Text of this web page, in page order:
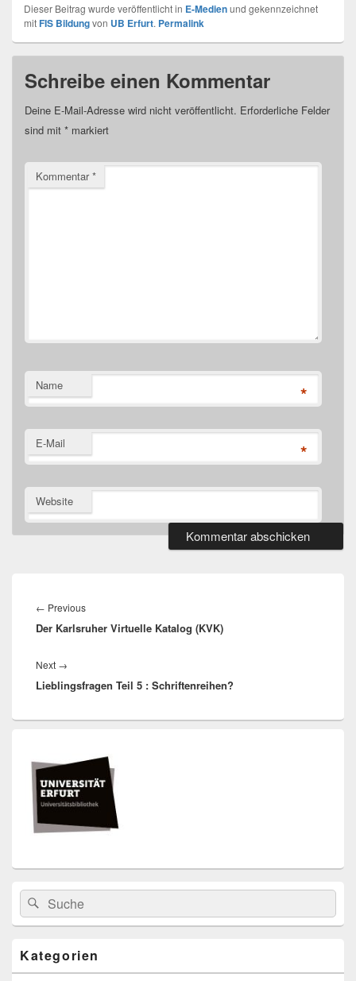
Dieser Beitrag wurde veröffentlicht in E-Medienund gekennzeichnet
mitFIS Bildungvon UB Erfurt. Permalink
Schreibe einen Kommentar
Deine E-Mail-Adresse wird nicht veröffentlicht. Erforderliche Felder
sind mit * markiert
Kommentar*
Name *
E-Mail *
Website
← PreviousPrevious
post:
Der Karlsruher Virtuelle Katalog (KVK)
Next →
post:
Lieblingsfragen Teil 5 : Schriftenreihen?
Widget-
Bereich
Search
for:
Suche
Kategorien